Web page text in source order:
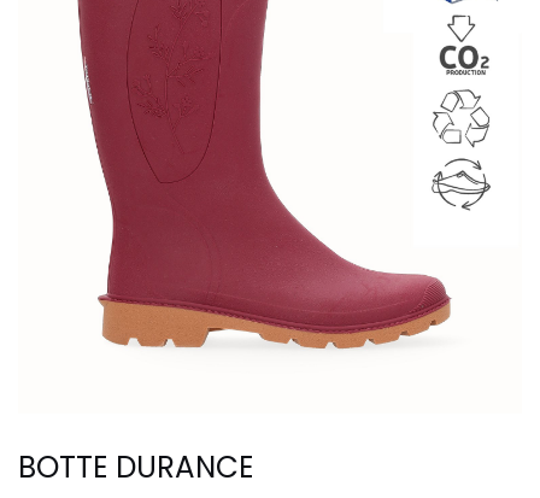
BOTTE DURANCE